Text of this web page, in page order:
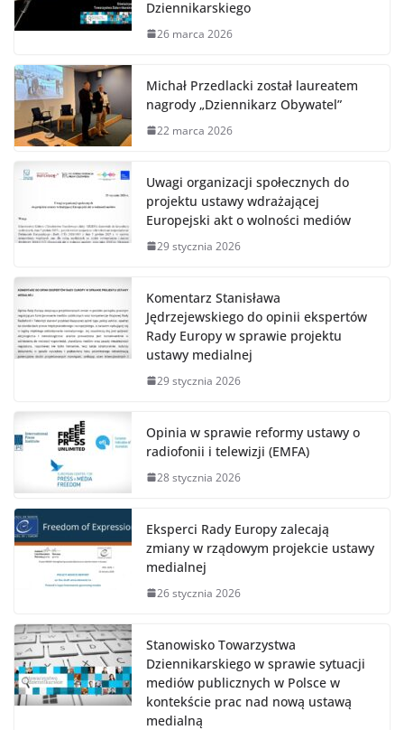
Dziennikarskiego
26 marca 2026
Michał Przedlacki został laureatem
nagrody „Dziennikarz Obywatel”
22 marca 2026
Uwagi organizacji społecznych do
projektu ustawy wdrażającej
Europejski akt o wolności mediów
29 stycznia 2026
Komentarz Stanisława
Jędrzejewskiego do opinii ekspertów
Rady Europy w sprawie projektu
ustawy medialnej
29 stycznia 2026
Opinia w sprawie reformy ustawy o
radiofonii i telewizji (EMFA)
28 stycznia 2026
Eksperci Rady Europy zalecają
zmiany w rządowym projekcie ustawy
medialnej
26 stycznia 2026
Stanowisko Towarzystwa
Dziennikarskiego w sprawie sytuacji
mediów publicznych w Polsce w
kontekście prac nad nową ustawą
medialną